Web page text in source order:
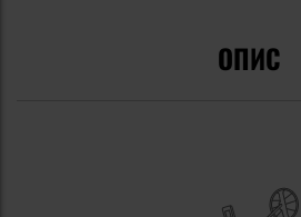
ОПИС